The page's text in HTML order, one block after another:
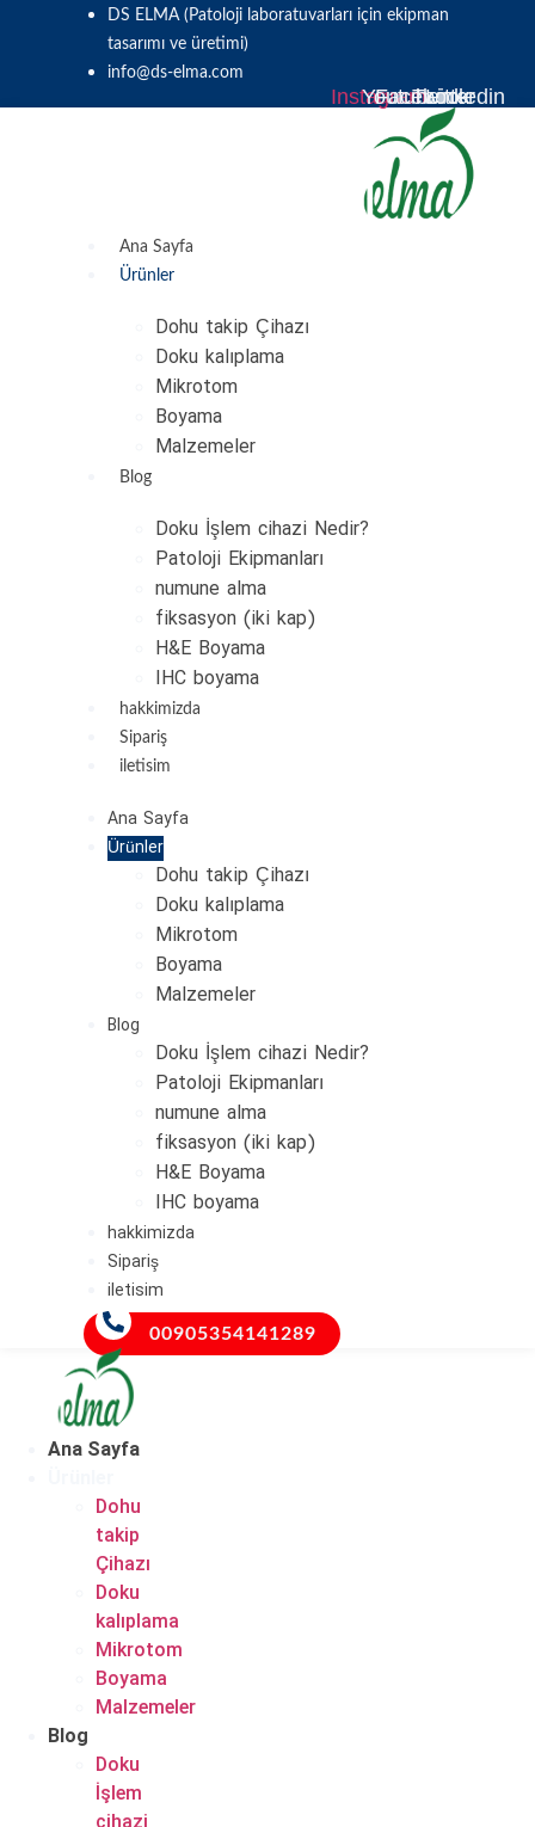
DS ELMA (Patoloji laboratuvarları için ekipman
tasarımı ve üretimi)
info@ds-elma.com
Instagram
Youtube
Facebook
Twitter
Linkedin
Ana Sayfa
Ürünler
Dohu takip Çihazı
Doku kalıplama
Mikrotom
Boyama
Malzemeler
Blog
Doku İşlem cihazi Nedir?
Patoloji Ekipmanları
numune alma
fiksasyon (iki kap)
H&E Boyama
IHC boyama
hakkimizda
Sipariş
iletisim
Ana Sayfa
Ürünler
Dohu takip Çihazı
Doku kalıplama
Mikrotom
Boyama
Malzemeler
Blog
Doku İşlem cihazi Nedir?
Patoloji Ekipmanları
numune alma
fiksasyon (iki kap)
H&E Boyama
IHC boyama
hakkimizda
Sipariş
iletisim
00905354141289
Ana Sayfa
Dohu
takip
Çihazı
Doku
kalıplama
Mikrotom
Boyama
Malzemeler
Blog
Doku
İşlem
cihazi